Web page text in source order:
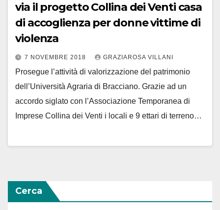
via il progetto Collina dei Venti casa
di accoglienza per donne vittime di
violenza
7 NOVEMBRE 2018 GRAZIAROSA VILLANI
Prosegue l’attività di valorizzazione del patrimonio
dell’Università Agraria di Bracciano. Grazie ad un
accordo siglato con l’Associazione Temporanea di
Imprese Collina dei Venti i locali e 9 ettari di terreno…
Cerca